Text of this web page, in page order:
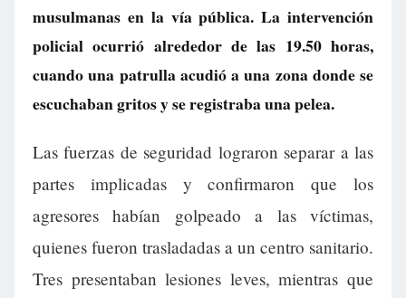
musulmanas en la vía pública. La intervención
policial ocurrió alrededor de las 19.50 horas,
cuando una patrulla acudió a una zona donde se
escuchaban gritos y se registraba una pelea.
Las fuerzas de seguridad lograron separar a las
partes implicadas y confirmaron que los
agresores habían golpeado a las víctimas,
quienes fueron trasladadas a un centro sanitario.
Tres presentaban lesiones leves, mientras que